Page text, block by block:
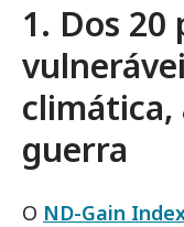
1. Dos 20
climática,
guerra
O ND-Gain